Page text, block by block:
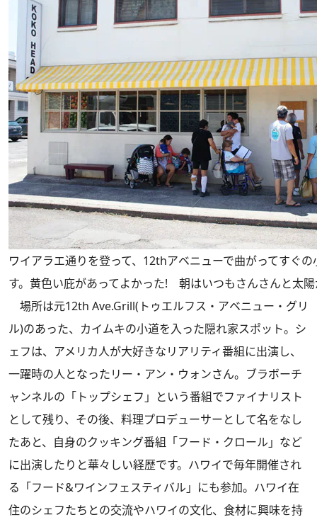
ワイアラエ通りを登って、12thアベニューで曲がってすぐ
す。黄色い庇があってよかった! 朝はいつもさんさんと太
場所は元12th Ave.Grill(トゥエルフス・アベニュー・グリ
ル)のあった、カイムキの小道を入った隠れ家スポット。シ
ェフは、アメリカ人が大好きなリアリティ番組に出演し、
一躍時の人となったリー・アン・ウォンさん。ブラボーチ
ャンネルの「トップシェフ」という番組でファイナリスト
として残り、その後、料理プロデューサーとして名をなし
たあと、自身のクッキング番組「フード・クロール」など
に出演したりと華々しい経歴です。ハワイで毎年開催され
る「フード&ワインフェスティバル」にも参加。ハワイ在
住のシェフたちとの交流やハワイの文化、食材に興味を持